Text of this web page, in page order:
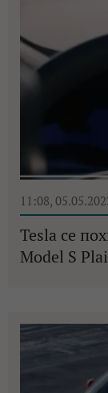
11:08,
Tesla се
Model S